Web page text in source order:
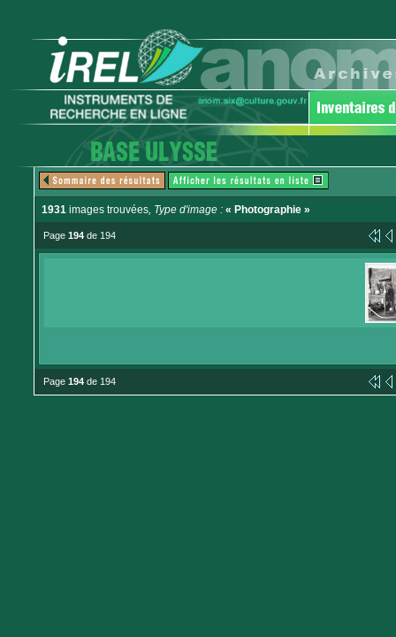
1931 images trouvées, Type d'image : « Photographie »
Page 194 de 194
Page 194 de 194